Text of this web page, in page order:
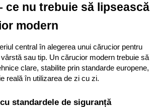
ce nu trebuie să lipsească
modern
central în alegerea unui cărucior pentru
sau tip. Un cărucior modern trebuie să
clare, stabilite prin standarde europene,
reală în utilizarea de zi cu zi.
standardele de siguranță